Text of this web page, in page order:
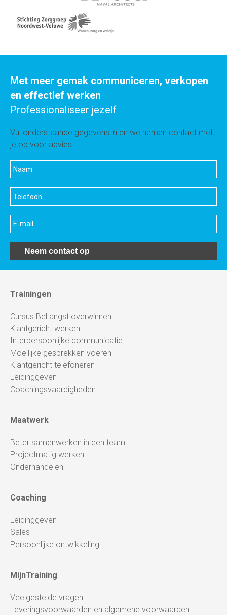
Met meer gemak communiceren, verkopen
en effectief werken
Professionaliseer jezelf
Vul onderstaande gegevens in en we nemen contact met
je op voor advies
Neem contact op
Trainingen
Cursus Bel angst overwinnen
Klantgericht werken
Interpersoonlijke communicatie
Moeilijke gesprekken voeren
Klantgericht telefoneren
Leidinggeven
Coachingsvaardigheden
Maatwerk
Beter samenwerken in een team
Projectmatig werken
Onderhandelen
Coaching
Leidinggeven
Sales
Persoonlijke ontwikkeling
MijnTraining
Veelgestelde vragen
Leveringsvoorwaarden en algemene voorwaarden